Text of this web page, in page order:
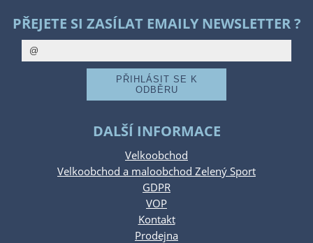
PŘEJETE SI ZASÍLAT EMAILY NEWSLETTER ?
DALŠÍ INFORMACE
Velkoobchod
Velkoobchod a maloobchod Zelený Sport
GDPR
VOP
Kontakt
Prodejna